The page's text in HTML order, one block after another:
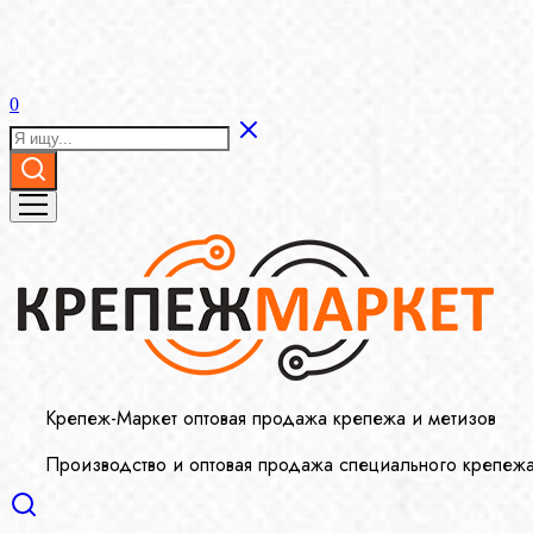
0
Крепеж-Маркет оптовая продажа крепежа и метизов
Производство и оптовая продажа специального